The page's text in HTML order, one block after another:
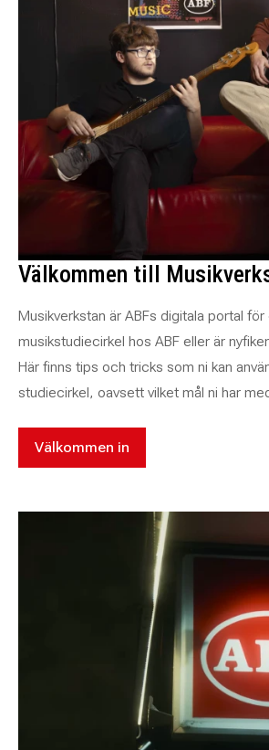
Välkommen till
Musikverkstan är ABFs digitala portal
musikstudiecirkel hos ABF eller är
Här finns tips och tricks som ni kan
studiecirkel, oavsett vilket mål ni har
Välkommen in